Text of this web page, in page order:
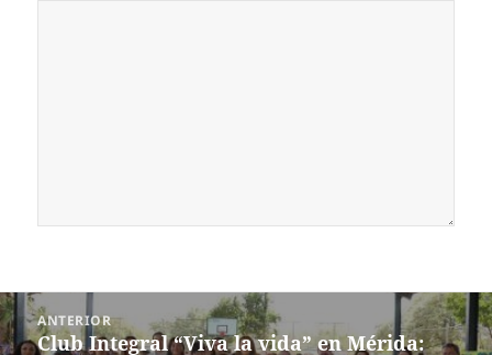
Navegación
de
ANTERIOR
Entrada
Club Integral “Viva la vida” en Mérida: